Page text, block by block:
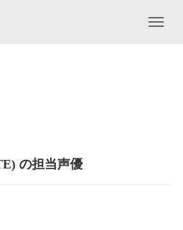
の担当声優